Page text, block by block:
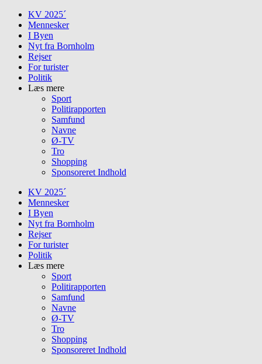
Skip
content
KV 2025´
Mennesker
I Byen
Nyt fra Bornholm
Rejser
For turister
Politik
Læs mere
Sport
Politirapporten
Samfund
Navne
Ø-TV
Tro
Shopping
Sponsoreret Indhold
KV 2025´
Mennesker
I Byen
Nyt fra Bornholm
Rejser
For turister
Politik
Læs mere
Sport
Politirapporten
Samfund
Navne
Ø-TV
Tro
Shopping
Sponsoreret Indhold